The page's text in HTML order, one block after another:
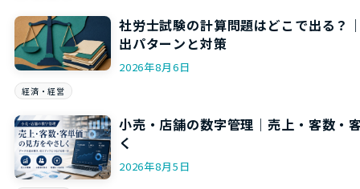
社労士試験の計算問題はどこで出る？
出パターンと対策
2026年8月6日
経済・経営
小売・店舗の数字管理｜売上・客数・
く
2026年8月5日